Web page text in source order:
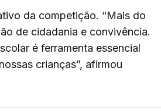
da competição. “Mais do
de cidadania e convivência.
é ferramenta essencial
crianças”, afirmou